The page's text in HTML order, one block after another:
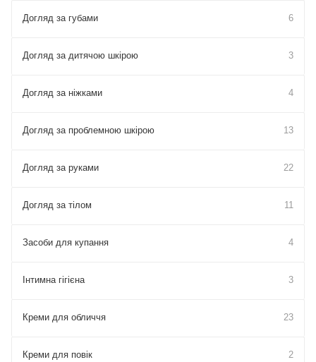
Догляд за губами 6
Догляд за дитячою шкірою 3
Догляд за ніжками 4
Догляд за проблемною шкірою 13
Догляд за руками 22
Догляд за тілом 11
Засоби для купання 4
Інтимна гігієна 3
Креми для обличчя 23
Креми для повік 2